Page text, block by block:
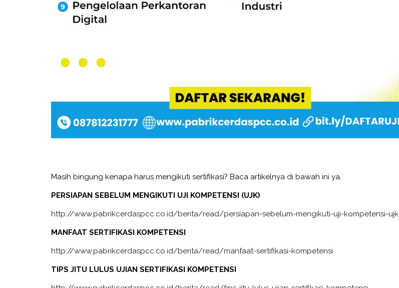
Masih bingung kenapa harus mengikuti sertifikasi? Baca artikelnya di bawah ini ya.
PERSIAPAN SEBELUM MENGIKUTI UJI KOMPETENSI (UJK)
http://www.pabrikcerdaspcc.co.id/berita/read/persiapan-sebelum-mengikuti-uji-kompetensi-ujk
MANFAAT SERTIFIKASI KOMPETENSI
http://www.pabrikcerdaspcc.co.id/berita/read/manfaat-sertifikasi-kompetensi
TIPS JITU LULUS UJIAN SERTIFIKASI KOMPETENSI